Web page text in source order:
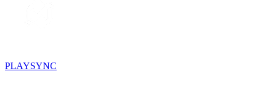
PLAYSYNC